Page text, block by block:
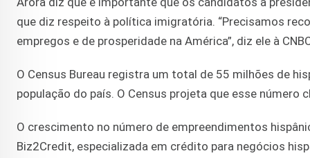
que diz respeito à política imigratória. “Precisamos
empregos e de prosperidade na América”, diz ele à
O Census Bureau registra um total de 55 milhões de
população do país. O Census projeta que esse número
O crescimento no número de empreendimentos
Biz2Credit, especializada em crédito para negócios